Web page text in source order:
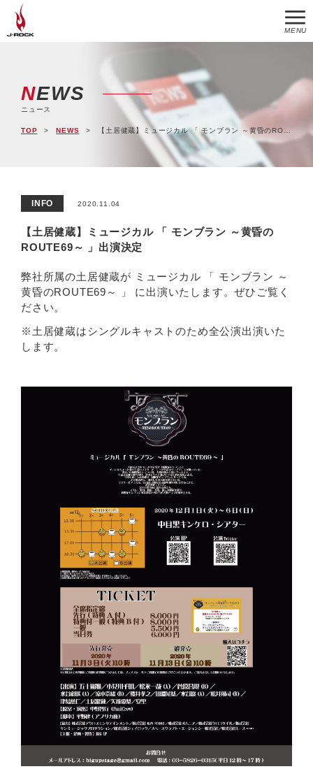
MENU
NEWS
ニュース
TOP NEWS 【土居健蔵】ミュージカル 「 モンブラン ～黄昏のROUTE69～ 」出演決定
INFO 2020.11.04
【土居健蔵】ミュージカル 「 モンブラン ～黄昏の
ROUTE69～ 」出演決定
弊社所属の土居健蔵が ミュージカル 「 モンブラン ～
黄昏のROUTE69～ 」 に出演いたします。ぜひご覧く
ださい。
※土居健蔵はシングルキャストのため全公演出演いた
します。